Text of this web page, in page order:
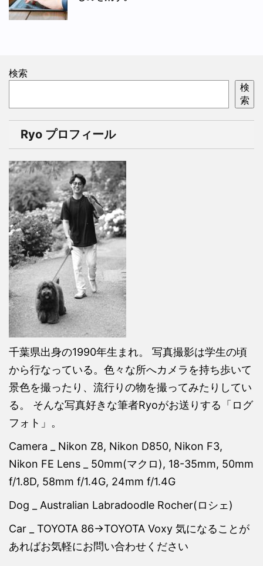
検索
検
索
Ryo プロフィール
千葉県出身の1990年生まれ。 写真撮影は学生の頃
から行なっている。色々な所へカメラを持ち歩いて
景色を撮ったり、流行りの物を撮ってみたりしてい
る。 そんな写真好きな筆者Ryoがお送りする「ログ
フォト」。
Camera _ Nikon Z8, Nikon D850, Nikon F3,
Nikon FE Lens _ 50mm(マクロ), 18-35mm, 50mm
f/1.8D, 58mm f/1.4G, 24mm f/1.4G
Dog _ Australian Labradoodle Rocher(ロシェ)
Car _ TOYOTA 86→TOYOTA Voxy 気になることが
あればお気軽にお問い合わせください